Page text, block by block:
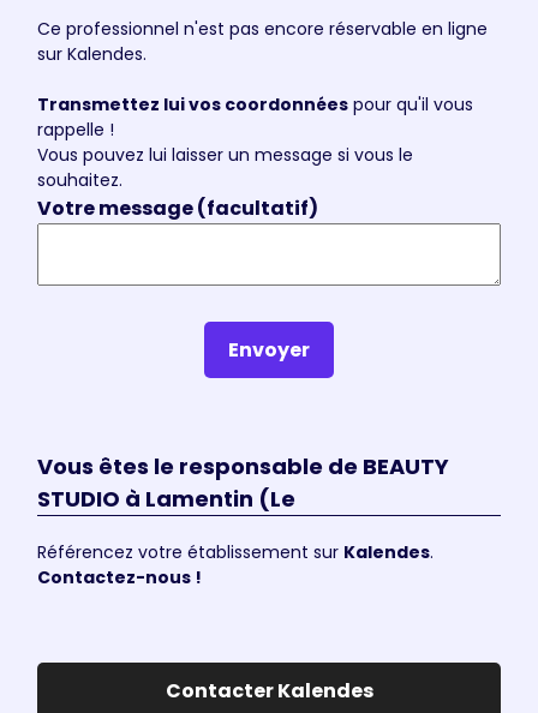
Ce professionnel n'est pas encore réservable en ligne
sur Kalendes.
Transmettez lui vos coordonnées pour qu'il vous
rappelle !
Vous pouvez lui laisser un message si vous le
souhaitez.
Votre message (facultatif)
Envoyer
Vous êtes le responsable de BEAUTY
STUDIO à Lamentin (Le
Référencez votre établissement sur Kalendes.
Contactez-nous !
Contacter Kalendes